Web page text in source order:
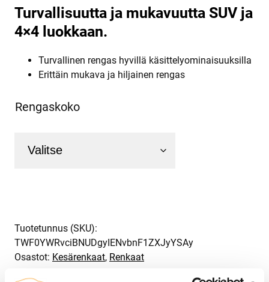
Turvallisuutta ja mukavuutta SUV ja
4×4 luokkaan.
Turvallinen rengas hyvillä käsittelyominaisuuksilla
Erittäin mukava ja hiljainen rengas
Rengaskoko
Tuotetunnus (SKU):
TWF0YWRvciBNUDgyIENvbnF1ZXJyYSAy
Osastot: Kesärenkaat, Renkaat